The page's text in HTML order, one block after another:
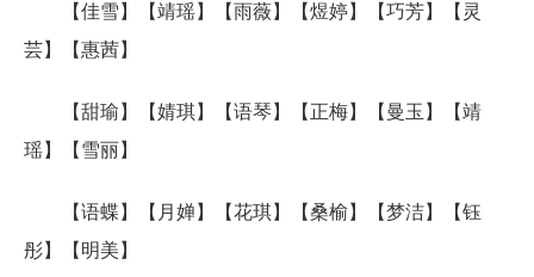
【佳雪】【靖瑶】【雨薇】【煜婷】【巧芳】【灵
芸】【惠茜】
【甜瑜】【婧琪】【语琴】【正梅】【曼玉】【靖
瑶】【雪丽】
【语蝶】【月婵】【花琪】【桑榆】【梦洁】【钰
彤】【明美】